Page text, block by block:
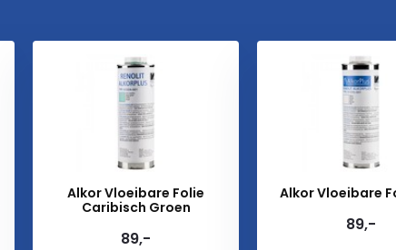
Alkor Vloeibare Folie
Caribisch Groen
89,-
Alkor Vloeibare
89,-